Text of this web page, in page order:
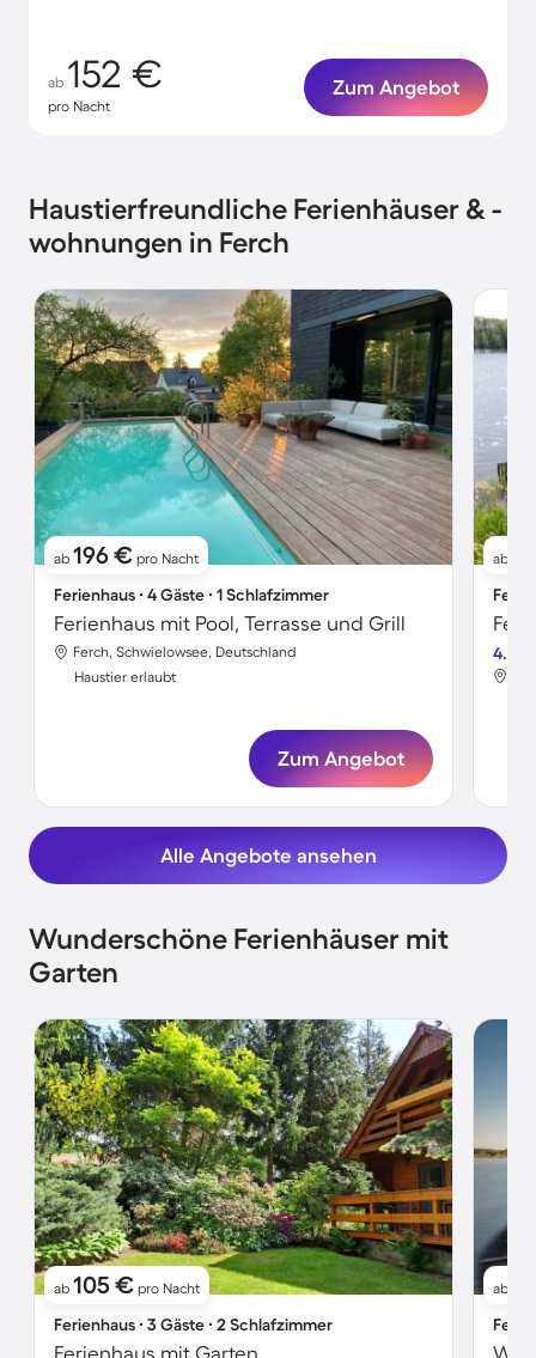
ab 152 €
pro Nacht
Zum Angebot
Haustierfreundliche Ferienhäuser & -
wohnungen in Ferch
ab 196 € pro Nacht
Ferienhaus ∙ 4 Gäste ∙ 1 Schlafzimmer
Ferienhaus mit Pool, Terrasse und Grill
Ferch, Schwielowsee, Deutschland
Haustier erlaubt
Zum Angebot
ab
4.2
Alle Angebote ansehen
Wunderschöne Ferienhäuser mit
Garten
ab 105 € pro Nacht
Ferienhaus ∙ 3 Gäste ∙ 2 Schlafzimmer
Ferienhaus mit Garten
ab